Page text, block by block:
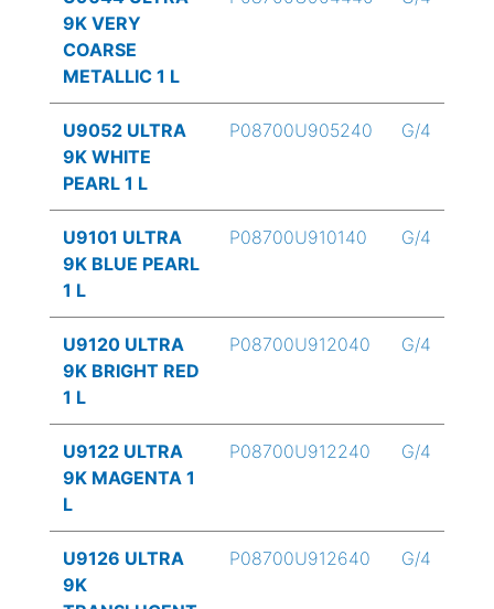
9K VERY
COARSE
METALLIC 1 L
U9052 ULTRA
9K WHITE
PEARL 1 L
P08700U905240 G/4
U9101 ULTRA
9K BLUE PEARL
1 L
P08700U910140 G/4
U9120 ULTRA
9K BRIGHT RED
1 L
P08700U912040 G/4
U9122 ULTRA
9K MAGENTA 1
L
P08700U912240 G/4
U9126 ULTRA
9K
P08700U912640 G/4